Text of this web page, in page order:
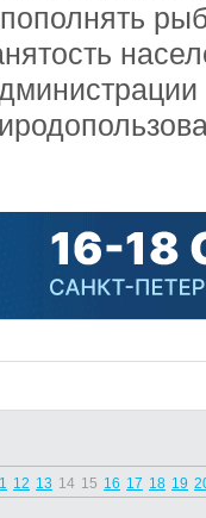
12 13 14 15 16 17 18 19